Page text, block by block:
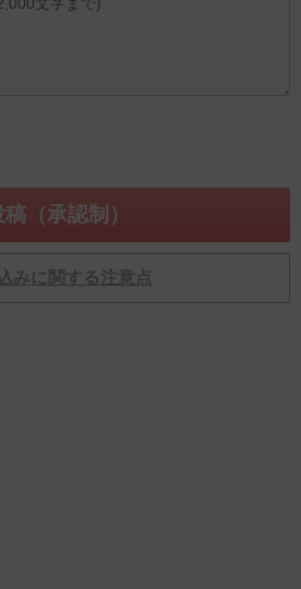
みに関する注意点